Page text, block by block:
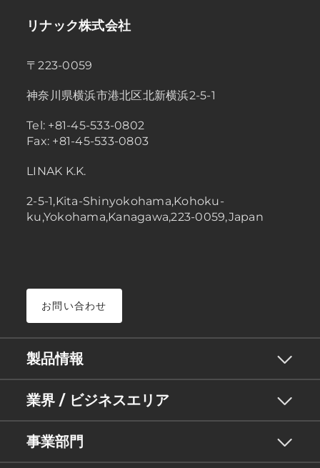
リナック株式会社
〒223-0059
神奈川県横浜市港北区北新横浜2-5-1
Tel: +81-45-533-0802
Fax: +81-45-533-0803
LINAK K.K.
2-5-1,Kita-Shinyokohama,Kohoku-
ku,Yokohama,Kanagawa,223-0059,Japan
お問い合わせ
製品情報
業界 / ビジネスエリア
事業部門